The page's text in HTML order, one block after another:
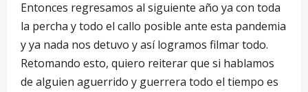
Entonces regresamos al siguiente año ya con toda
la percha y todo el callo posible ante esta pandemia
y ya nada nos detuvo y así logramos filmar todo.
Retomando esto, quiero reiterar que si hablamos
de alguien aguerrido y guerrera todo el tiempo es